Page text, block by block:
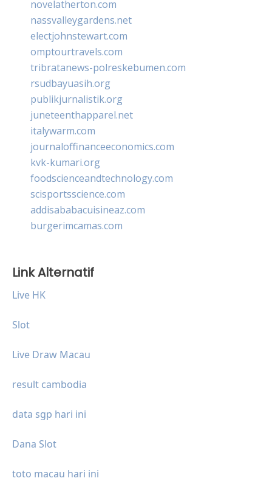
novelatherton.com
nassvalleygardens.net
electjohnstewart.com
omptourtravels.com
tribratanews-polreskebumen.com
rsudbayuasih.org
publikjurnalistik.org
juneteenthapparel.net
italywarm.com
journaloffinanceeconomics.com
kvk-kumari.org
foodscienceandtechnology.com
scisportsscience.com
addisababacuisineaz.com
burgerimcamas.com
Link Alternatif
Live HK
Slot
Live Draw Macau
result cambodia
data sgp hari ini
Dana Slot
toto macau hari ini